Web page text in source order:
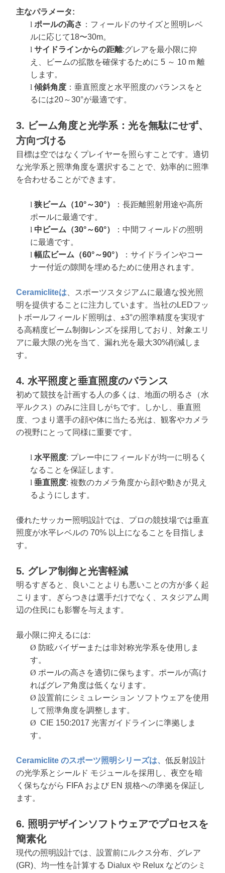
主なパラメータ:
l ポールの高さ ：フィールドのサイズと照明レベ
ルに応じて18〜30m。
l サイドラインからの距離:グレアを最小限に抑
え、ビームの拡散を確保するために 5 ～ 10 m 離
します。
l 傾斜角度 ：垂直照度と水平照度のバランスをと
るには20～30°が最適です。
3. ビーム角度と光学系：光を無駄にせず、
方向づける
目標は空ではなくプレイヤーを照らすことです。適切
な光学系と照準角度を選択することで、効率的に照準
を合わせることができます。
l 狭ビーム（10°～30°）
：長距離照射用途や高所
ポールに最適です。
l 中ビーム（30°～60°）
：中間フィールドの照明
に最適です。
l 幅広ビーム（60°～90°）
：サイドラインやコー
ナー付近の隙間を埋めるために使用されます。
Ceramicliteは 、スポーツスタジアムに最適な投光照
明を提供することに注力しています。当社のLEDフッ
トボールフィールド照明は、±3°の照準精度を実現す
る高精度ビーム制御レンズを採用しており、対象エリ
アに最大限の光を当て、漏れ光を最大30%削減しま
す。
4. 水平照度と垂直照度のバランス
初めて競技を計画する人の多くは、地面の明るさ（水
平ルクス）のみに注目しがちです。しかし、垂直照
度、つまり選手の顔や体に当たる光は、観客やカメラ
の視野にとって同様に重要です。
l 水平照度: プレー中にフィールドが均一に明るく
なることを保証します。
l 垂直照度: 複数のカメラ角度から顔や動きが見え
るようにします。
優れたサッカー照明設計では、プロの競技場では垂直
照度が水平レベルの 70% 以上になることを目指しま
す。
5. グレア制御と光害軽減
明るすぎると、良いことよりも悪いことの方が多く起
こります。ぎらつきは選手だけでなく、スタジアム周
辺の住民にも影響を与えます。
最小限に抑えるには:
Ø 防眩バイザーまたは非対称光学系を使用しま
す。
Ø ポールの高さを適切に保ちます。ポールが高け
ればグレア角度は低くなります。
Ø 設置前にシミュレーション ソフトウェアを使用
して照準角度を調整します。
Ø CIE 150:2017 光害ガイドラインに準拠しま
す。
Ceramiclite のスポーツ照明シリーズは、 低反射設計
の光学系とシールド モジュールを採用し、夜空を暗
く保ちながら FIFA および EN 規格への準拠を保証し
ます。
6. 照明デザインソフトウェアでプロセスを
簡素化
現代の照明設計では、設置前にルクス分布、グレア
(GR)、均一性を計算する Dialux や Relux などのシミ